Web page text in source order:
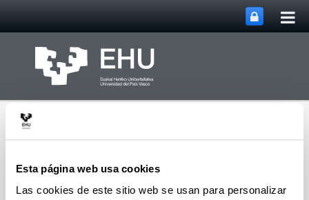
Esta página web usa cookies
Las cookies de este sitio web se usan para personalizar